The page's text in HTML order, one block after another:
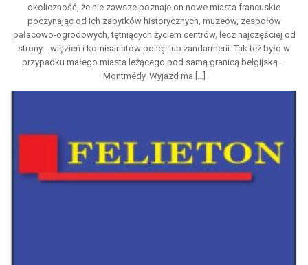
okoliczność, że nie zawsze poznaje on nowe miasta francuskie
poczynając od ich zabytków historycznych, muzeów, zespołów
pałacowo-ogrodowych, tętniących życiem centrów, lecz najczęściej od
strony… więzień i komisariatów policji lub żandarmerii. Tak też było w
przypadku małego miasta leżącego pod samą granicą belgijską –
Montmédy. Wyjazd ma […]